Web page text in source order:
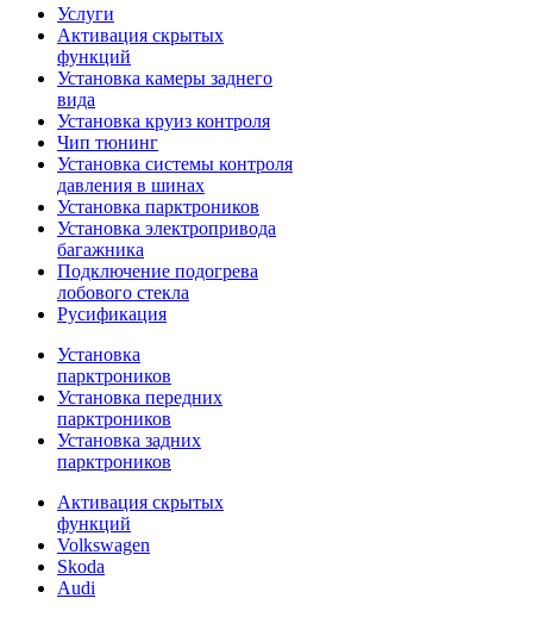
Услуги
Активация скрытых
функций
Установка камеры заднего
вида
Установка круиз контроля
Чип тюнинг
Установка системы контроля
давления в шинах
Установка парктроников
Установка электропривода
багажника
Подключение подогрева
лобового стекла
Русификация
Установка
парктроников
Установка передних
парктроников
Установка задних
парктроников
Активация скрытых
функций
Volkswagen
Skoda
Audi